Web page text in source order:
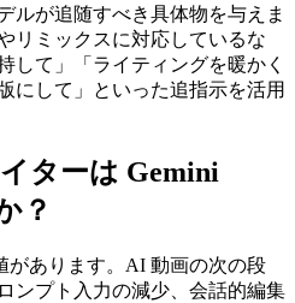
ルが追随すべき具体物を与えま
リミックスに対応しているな
して」「ライティングを暖かく
にして」といった追指示を活用
ターは Gemini
？
があります。AI 動画の次の段
ンプト入力の減少、会話的編集